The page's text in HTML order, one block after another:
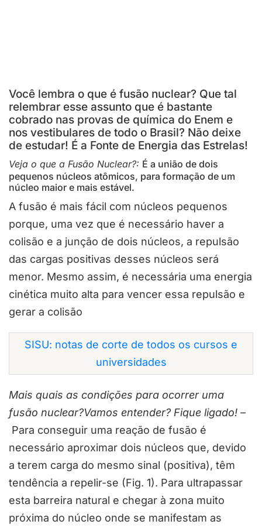
Você lembra o que é fusão nuclear? Que tal
relembrar esse assunto que é bastante
cobrado nas provas de química do Enem e
nos vestibulares de todo o Brasil? Não deixe
de estudar! É a Fonte de Energia das Estrelas!
Veja o que a Fusão Nuclear?: É a união de dois
pequenos núcleos atômicos, para formação de um
núcleo maior e mais estável.
A fusão é mais fácil com núcleos pequenos
porque, uma vez que é necessário haver a
colisão e a junção de dois núcleos, a repulsão
das cargas positivas desses núcleos será
menor. Mesmo assim, é necessária uma energia
cinética muito alta para vencer essa repulsão e
gerar a colisão
SISU: notas de corte de todos os cursos e
universidades
Mais quais as condições para ocorrer uma
fusão nuclear?Vamos entender? Fique ligado! –
Para conseguir uma reação de fusão é
necessário aproximar dois núcleos que, devido
a terem carga do mesmo sinal (positiva), têm
tendência a repelir-se (Fig. 1). Para ultrapassar
esta barreira natural e chegar à zona muito
próxima do núcleo onde se manifestam as